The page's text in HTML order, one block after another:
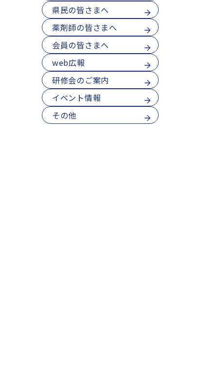
県民の皆さまへ
薬剤師の皆さまへ
会員の皆さまへ
web広報
研修会のご案内
イベント情報
その他